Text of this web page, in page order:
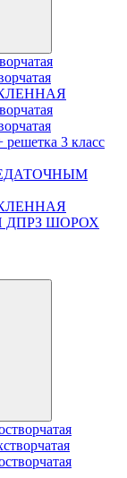
решетка 3 класс
ДПРЗ ШОРОХ